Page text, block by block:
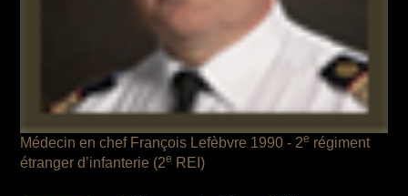
Médecin en chef François Lefèbvre 1990 - 2e régiment
étranger d’infanterie (2e REI)